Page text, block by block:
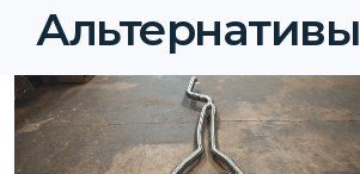
Альтернативы